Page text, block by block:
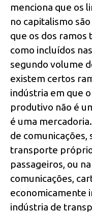
menciona que os
no capitalismo
que os dos ramos
como incluídos
segundo volume
existem certos
indústria em que
produtivo não é
é uma
de comunicações,
transporte
passageiros, ou
comunicações,
economicamente
indústria de